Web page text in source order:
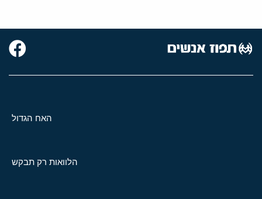
האח הגדול
הלוואות רק תבקש